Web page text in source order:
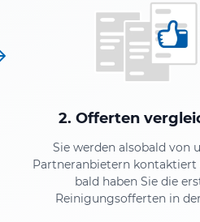
2. Offerten
Sie werden alsobald von
Partneranbietern kontaktiert
bald haben Sie die
Reinigungsofferten in